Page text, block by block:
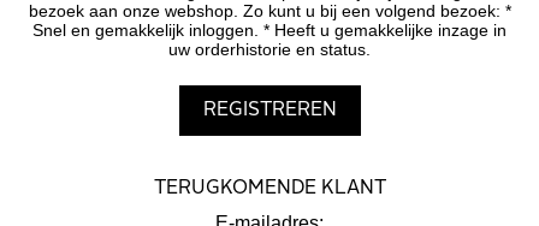
bezoek aan onze webshop. Zo kunt u bij een volgend bezoek: *
Snel en gemakkelijk inloggen. * Heeft u gemakkelijke inzage in
uw orderhistorie en status.
TERUGKOMENDE KLANT